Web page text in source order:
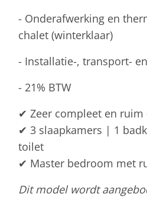
- Onderafwerking en
chalet (winterklaar)
- Installatie-, transport-
- 21% BTW
✔ Zeer compleet en ruim
✔ 3 slaapkamers | 1
toilet
✔ Master bedroom met
Dit model wordt